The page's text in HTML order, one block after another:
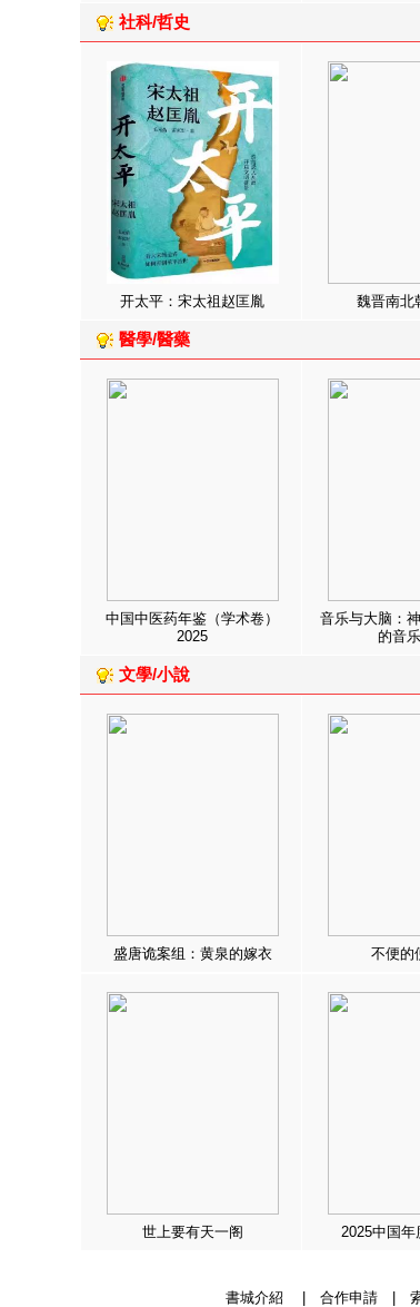
社科/哲史
开太平：宋太祖赵匡胤 魏晋南北
醫學/醫藥
中国中医药年鉴（学术卷）
2025
音乐与大脑：
的音
文學/小說
盛唐诡案组：黄泉的嫁衣 不便的
世上要有天一阁 2025中国年
書城介紹 合作申請|